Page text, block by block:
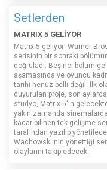
Setlerden
MATRIX 5 GELİYOR
Matrix 5 geliyor: Warner
serisinin bir sonraki
doğruladı. Beşinci bölüm
aşamasında ve oyuncu
tarihi henüz belli değil. İlk
duyurulan proje, son
stüdyo, Matrix 5'in
yakın zamanda
kadar bilinen tek gelişme
tarafından yazılıp
Wachowski'nin yönettiği
olaylarını takip edecek.